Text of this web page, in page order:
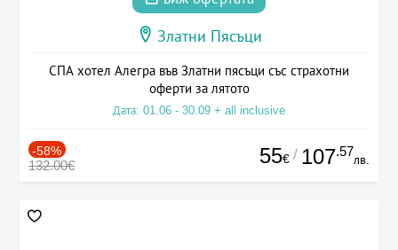
Златни Пясъци
СПА хотел Алегра във Златни пясъци със страхотни
оферти за лятото
Дата: 01.06 - 30.09 + all inclusive
-58%
132.00€ 55€ / 107.57
лв.